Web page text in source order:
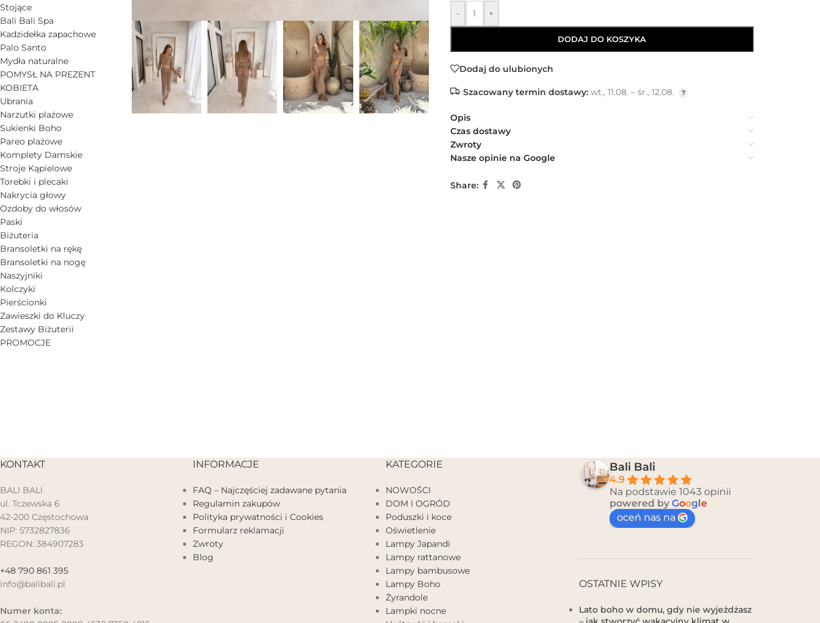
Stojące
Bali Bali Spa
Kadzidełka zapachowe
Palo Santo
Mydła naturalne
POMYSŁ NA PREZENT
KOBIETA
Ubrania
Narzutki plażowe
Sukienki Boho
Pareo plażowe
Komplety Damskie
Stroje Kąpielowe
Torebki i plecaki
Nakrycia głowy
Ozdoby do włosów
Paski
Biżuteria
Bransoletki na rękę
Bransoletki na nogę
Naszyjniki
Kolczyki
Pierścionki
Zawieszki do Kluczy
Zestawy Biżuterii
PROMOCJE
- +
DODAJ DO KOSZYKA
Dodaj do ulubionych
Szacowany termin dostawy:wt., 11.08. – śr., 12.08.
Opis
Czas dostawy
Zwroty
Nasze opinie na Google
Share:
KONTAKT
BALI BALI
ul. Tczewska 6
42-200 Częstochowa
NIP: 5732827836
REGON: 384907283
+48 790 861 395
info@balibali.pl
Numer konta:
INFORMACJE
FAQ – Najczęściej zadawane pytania
Regulamin zakupów
Polityka prywatności i Cookies
Formularz reklamacji
Zwroty
Blog
KATEGORIE
NOWOŚCI
DOM I OGRÓD
Poduszki i koce
Oświetlenie
Lampy Japandi
Lampy rattanowe
Lampy bambusowe
Lampy Boho
Żyrandole
Lampki nocne
Bali Bali
4.9
Na podstawie 1043 opinii
powered by Google
oceń nas na
OSTATNIE WPISY
Lato boho w domu, gdy nie wyjeżdżasz